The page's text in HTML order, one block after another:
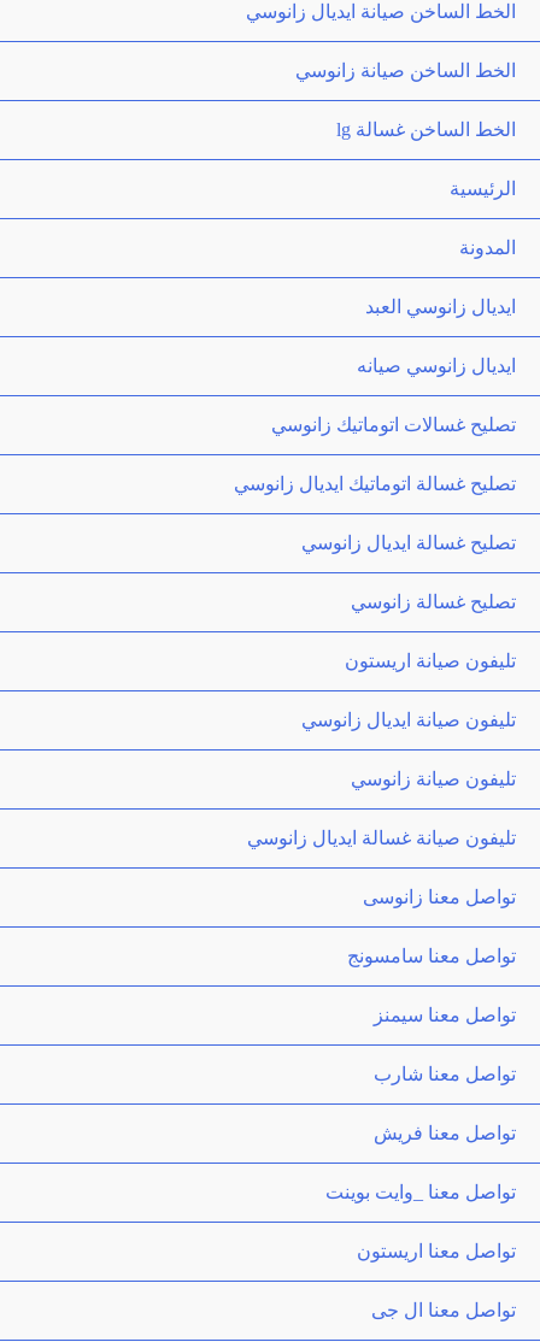
الخط الساخن صيانة ايديال زانوسي
الخط الساخن صيانة زانوسي
الخط الساخن غسالة lg
الرئيسية
المدونة
ايديال زانوسي العبد
ايديال زانوسي صيانه
تصليح غسالات اتوماتيك زانوسي
تصليح غسالة اتوماتيك ايديال زانوسي
تصليح غسالة ايديال زانوسي
تصليح غسالة زانوسي
تليفون صيانة اريستون
تليفون صيانة ايديال زانوسي
تليفون صيانة زانوسي
تليفون صيانة غسالة ايديال زانوسي
تواصل معنا زانوسى
تواصل معنا سامسونج
تواصل معنا سيمنز
تواصل معنا شارب
تواصل معنا فريش
تواصل معنا _وايت بوينت
تواصل معنا اريستون
تواصل معنا ال جى